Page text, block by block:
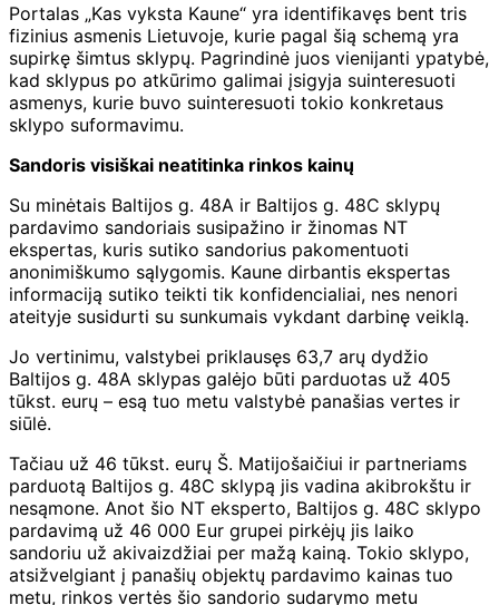
Portalas „Kas vyksta Kaune“ yra identifikavęs bent tris
fizinius asmenis Lietuvoje, kurie pagal šią schemą yra
supirkę šimtus sklypų. Pagrindinė juos vienijanti ypatybė,
kad sklypus po atkūrimo galimai įsigyja suinteresuoti
asmenys, kurie buvo suinteresuoti tokio konkretaus
sklypo suformavimu.
Sandoris visiškai neatitinka rinkos kainų
Su minėtais Baltijos g. 48A ir Baltijos g. 48C sklypų
pardavimo sandoriais susipažino ir žinomas NT
ekspertas, kuris sutiko sandorius pakomentuoti
anonimiškumo sąlygomis. Kaune dirbantis ekspertas
informaciją sutiko teikti tik konfidencialiai, nes nenori
ateityje susidurti su sunkumais vykdant darbinę veiklą.
Jo vertinimu, valstybei priklausęs 63,7 arų dydžio
Baltijos g. 48A sklypas galėjo būti parduotas už 405
tūkst. eurų – esą tuo metu valstybė panašias vertes ir
siūlė.
Tačiau už 46 tūkst. eurų Š. Matijošaičiui ir partneriams
parduotą Baltijos g. 48C sklypą jis vadina akibrokštu ir
nesąmone. Anot šio NT eksperto, Baltijos g. 48C sklypo
pardavimą už 46 000 Eur grupei pirkėjų jis laiko
sandoriu už akivaizdžiai per mažą kainą. Tokio sklypo,
atsižvelgiant į panašių objektų pardavimo kainas tuo
metu, rinkos vertės šio sandorio sudarymo metu